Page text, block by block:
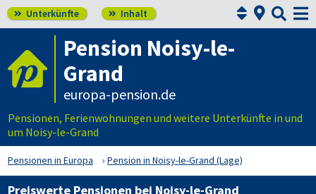
 Unterkünfte  Inhalt  

Pension Noisy-le-
Grand
europa-pension.de
Pensionen, Ferienwohnungen und weitere Unterkünfte in und
um Noisy-le-Grand
Pensionen in Europa Pension in Noisy-le-Grand (Lage)
Preiswerte Pensionen bei Noisy-le-Grand